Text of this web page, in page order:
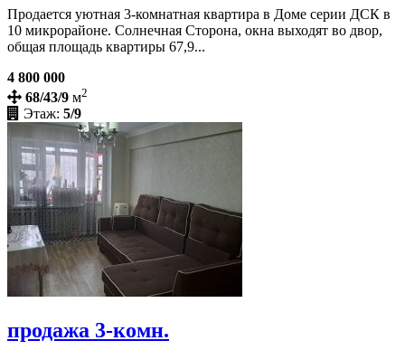
Продается уютная 3-комнатная квартира в Доме серии ДСК в
10 микрорайоне. Солнечная Сторона, окна выходят во двор,
общая площадь квартиры 67,9...
4 800 000
68/43/9 м2
Этаж: 5/9
продажа 3-комн.